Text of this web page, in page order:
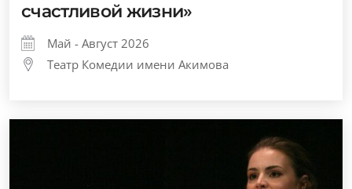
счастливой жизни»
Май - Август 2026
Театр Комедии имени Акимова